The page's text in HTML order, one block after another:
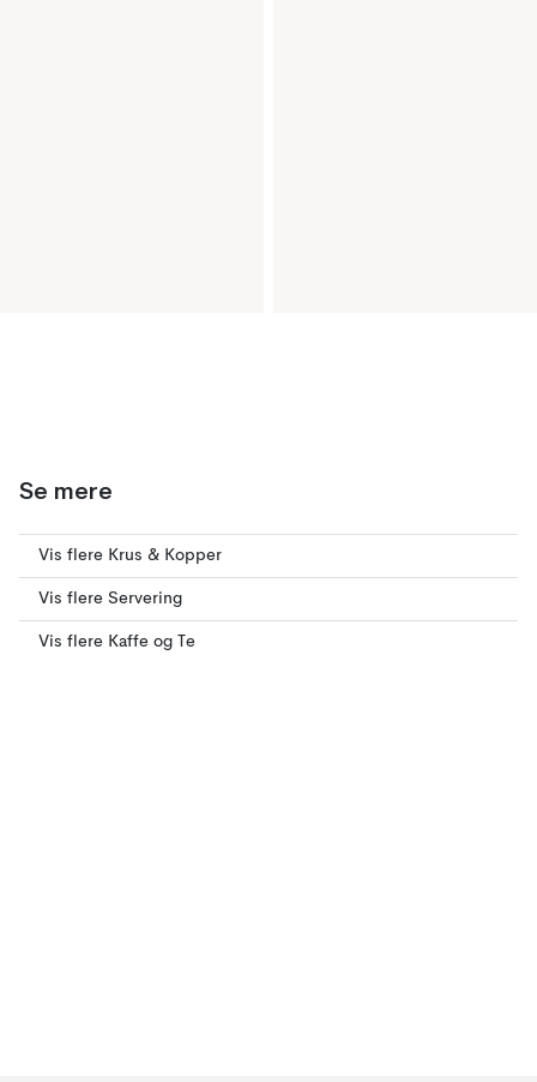
Se mere
Vis flere Krus & Kopper
Vis flere Servering
Vis flere Kaffe og Te